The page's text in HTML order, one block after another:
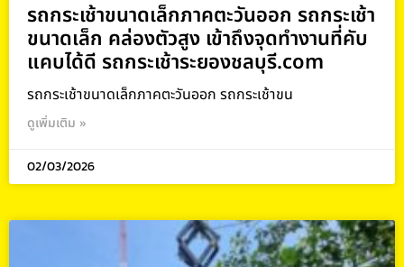
รถกระเช้าขนาดเล็กภาคตะวันออก รถกระเช้า
ขนาดเล็ก คล่องตัวสูง เข้าถึงจุดทำงานที่คับ
แคบได้ดี รถกระเช้าระยองชลบุรี.com
รถกระเช้าขนาดเล็กภาคตะวันออก รถกระเช้าขน
ดูเพิ่มเติม »
02/03/2026